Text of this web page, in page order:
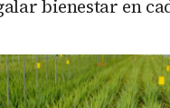
bienestar en